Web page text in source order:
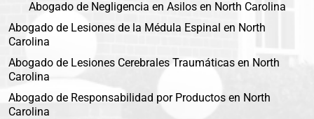
Abogado de Negligencia en Asilos en North Carolina
Abogado de Lesiones de la Médula Espinal en North
Carolina
Abogado de Lesiones Cerebrales Traumáticas en North
Carolina
Abogado de Responsabilidad por Productos en North
Carolina